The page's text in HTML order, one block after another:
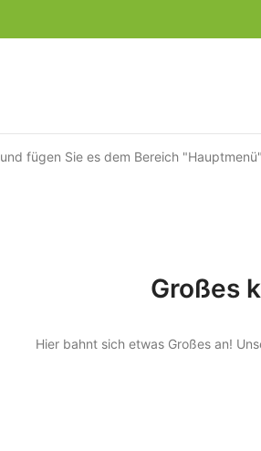
und fügen Sie es dem Bereich
Großes
Hier bahnt sich etwas Großes an!